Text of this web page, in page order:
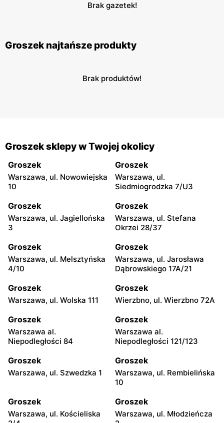
Brak gazetek!
Groszek najtańsze produkty
Brak produktów!
Groszek sklepy w Twojej okolicy
Groszek
Warszawa, ul. Nowowiejska
10
Groszek
Warszawa, ul.
Siedmiogrodzka 7/U3
Groszek
Warszawa, ul. Jagiellońska
3
Groszek
Warszawa, ul. Stefana
Okrzei 28/37
Groszek
Warszawa, ul. Melsztyńska
4/10
Groszek
Warszawa, ul. Jarosława
Dąbrowskiego 17A/21
Groszek
Warszawa, ul. Wolska 111
Groszek
Wierzbno, ul. Wierzbno 72A
Groszek
Warszawa al.
Niepodległości 84
Groszek
Warszawa al.
Niepodległości 121/123
Groszek
Warszawa, ul. Szwedzka 1
Groszek
Warszawa, ul. Rembielińska
10
Groszek
Warszawa, ul. Kościeliska
Groszek
Warszawa, ul. Młodzieńcza